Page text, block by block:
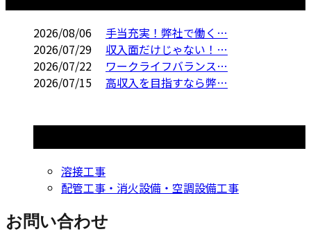
2026/08/06
手当充実！弊社で働く…
2026/07/29
収入面だけじゃない！…
2026/07/22
ワークライフバランス…
2026/07/15
高収入を目指すなら弊…
溶接工事
配管工事・消火設備・空調設備工事
お問い合わせ